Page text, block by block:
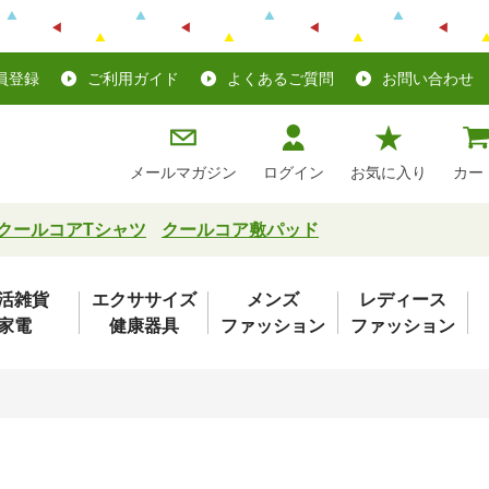
登録 ご利用ガイド よくあるご質問 お問い合わせ
メールマガジン ログイン お気に入り カー
ールコアTシャツ クールコア敷パッド
雑貨
電
エクササイズ
健康器具
メンズ
ファッション
レディース
ファッション